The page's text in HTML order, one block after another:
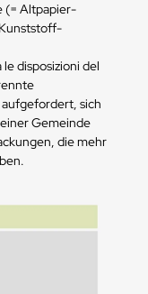
(= Altpapier-
disposizioni del
sich
Gemeinde
die mehr